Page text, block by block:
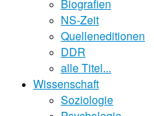
Biografien
NS-Zeit
Quelleneditionen
DDR
alle Titel...
Wissenschaft
Soziologie